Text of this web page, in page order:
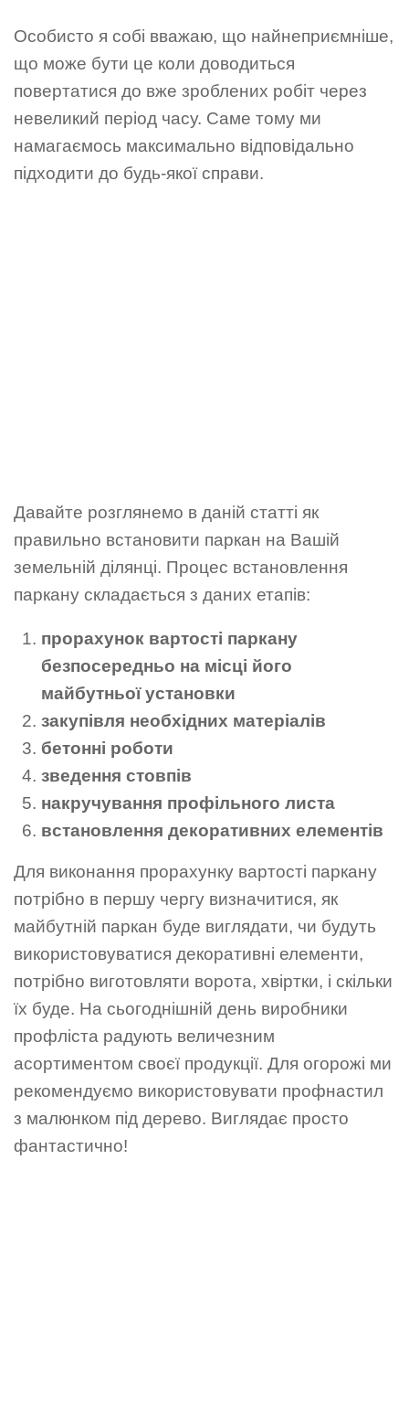
Особисто я собі вважаю, що найнеприємніше,
що може бути це коли доводиться
повертатися до вже зроблених робіт через
невеликий період часу. Саме тому ми
намагаємось максимально відповідально
підходити до будь-якої справи.
Давайте розглянемо в даній статті як
правильно встановити паркан на Вашій
земельній ділянці. Процес встановлення
паркану складається з даних етапів:
прорахунок вартості паркану
безпосередньо на місці його
майбутньої установки
закупівля необхідних матеріалів
бетонні роботи
зведення стовпів
накручування профільного листа
встановлення декоративних елементів
Для виконання прорахунку вартості паркану
потрібно в першу чергу визначитися, як
майбутній паркан буде виглядати, чи будуть
використовуватися декоративні елементи,
потрібно виготовляти ворота, хвіртки, і скільки
їх буде. На сьогоднішній день виробники
профліста радують величезним
асортиментом своєї продукції. Для огорожі ми
рекомендуємо використовувати профнастил
з малюнком під дерево. Виглядає просто
фантастично!